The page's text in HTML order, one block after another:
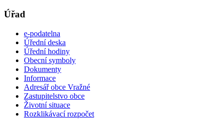
Úřad
e-podatelna
Úřední deska
Úřední hodiny
Obecní symboly
Dokumenty
Informace
Adresář obce Vražné
Zastupitelstvo obce
Životní situace
Rozklikávací rozpočet